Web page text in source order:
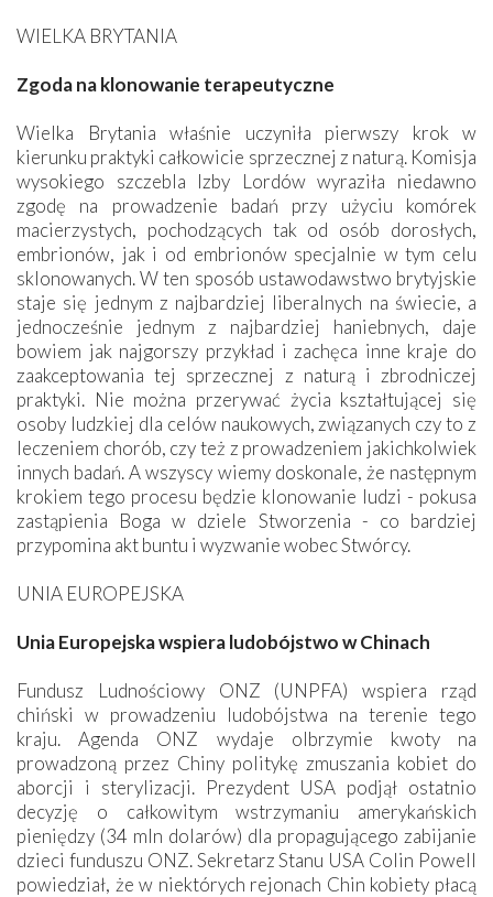
WIELKA BRYTANIA
Zgoda na klonowanie terapeutyczne
Wielka Brytania właśnie uczyniła pierwszy krok w
kierunku praktyki całkowicie sprzecznej z naturą. Komisja
wysokiego szczebla Izby Lordów wyraziła niedawno
zgodę na prowadzenie badań przy użyciu komórek
macierzystych, pochodzących tak od osób dorosłych,
embrionów, jak i od embrionów specjalnie w tym celu
sklonowanych. W ten sposób ustawodawstwo brytyjskie
staje się jednym z najbardziej liberalnych na świecie, a
jednocześnie jednym z najbardziej haniebnych, daje
bowiem jak najgorszy przykład i zachęca inne kraje do
zaakceptowania tej sprzecznej z naturą i zbrodniczej
praktyki. Nie można przerywać życia kształtującej się
osoby ludzkiej dla celów naukowych, związanych czy to z
leczeniem chorób, czy też z prowadzeniem jakichkolwiek
innych badań. A wszyscy wiemy doskonale, że następnym
krokiem tego procesu będzie klonowanie ludzi - pokusa
zastąpienia Boga w dziele Stworzenia - co bardziej
przypomina akt buntu i wyzwanie wobec Stwórcy.
UNIA EUROPEJSKA
Unia Europejska wspiera ludobójstwo w Chinach
Fundusz Ludnościowy ONZ (UNPFA) wspiera rząd
chiński w prowadzeniu ludobójstwa na terenie tego
kraju. Agenda ONZ wydaje olbrzymie kwoty na
prowadzoną przez Chiny politykę zmuszania kobiet do
aborcji i sterylizacji. Prezydent USA podjął ostatnio
decyzję o całkowitym wstrzymaniu amerykańskich
pieniędzy (34 mln dolarów) dla propagującego zabijanie
dzieci funduszu ONZ. Sekretarz Stanu USA Colin Powell
powiedział, że w niektórych rejonach Chin kobiety płacą